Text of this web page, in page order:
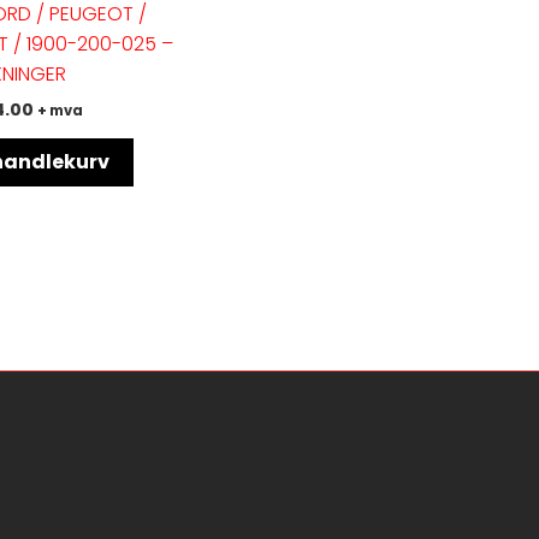
/ PEUGEOT /
/ 1900-200-025 –
+ mva